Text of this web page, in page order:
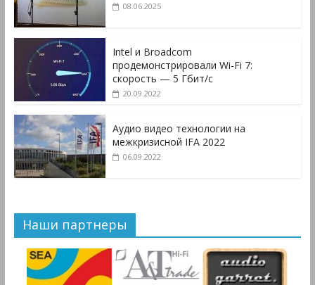
08.06.2025
Intel и Broadcom
продемонстрировали Wi-Fi 7:
скорость — 5 Гбит/с
20.09.2022
Аудио видео технологии на
межкризисной IFA 2022
06.09.2022
Наши партнеры